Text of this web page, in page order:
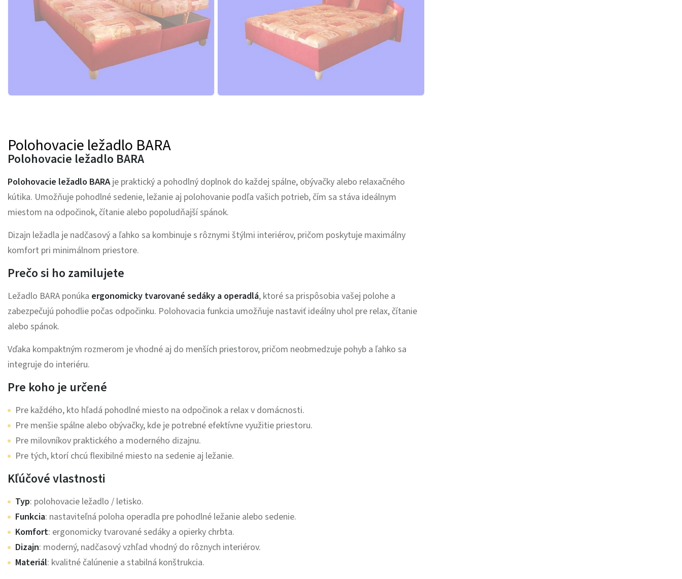
Polohovacie ležadlo BARA
Polohovacie ležadlo BARA
Polohovacie ležadlo BARAje praktický a pohodlný doplnok do každej spálne, obývačky alebo relaxačného
kútika. Umožňuje pohodlné sedenie, ležanie aj polohovanie podľa vašich potrieb, čím sa stáva ideálnym
miestom na odpočinok, čítanie alebo popoludňajší spánok.
Dizajn ležadla je nadčasový a ľahko sa kombinuje s rôznymi štýlmi interiérov, pričom poskytuje maximálny
komfort pri minimálnom priestore.
Prečo si ho zamilujete
Ležadlo BARA ponúka ergonomicky tvarované sedáky a operadlá, ktoré sa prispôsobia vašej polohe a
zabezpečujú pohodlie počas odpočinku. Polohovacia funkcia umožňuje nastaviť ideálny uhol pre relax, čítanie
alebo spánok.
Vďaka kompaktným rozmerom je vhodné aj do menších priestorov, pričom neobmedzuje pohyb a ľahko sa
integruje do interiéru.
Pre koho je určené
Pre každého, kto hľadá pohodlné miesto na odpočinok a relax v domácnosti.
Pre menšie spálne alebo obývačky, kde je potrebné efektívne využitie priestoru.
Pre milovníkov praktického a moderného dizajnu.
Pre tých, ktorí chcú flexibilné miesto na sedenie aj ležanie.
Kľúčové vlastnosti
Typ: polohovacie ležadlo / letisko.
Funkcia: nastaviteľná poloha operadla pre pohodlné ležanie alebo sedenie.
Komfort: ergonomicky tvarované sedáky a opierky chrbta.
Dizajn: moderný, nadčasový vzhľad vhodný do rôznych interiérov.
Materiál: kvalitné čalúnenie a stabilná konštrukcia.